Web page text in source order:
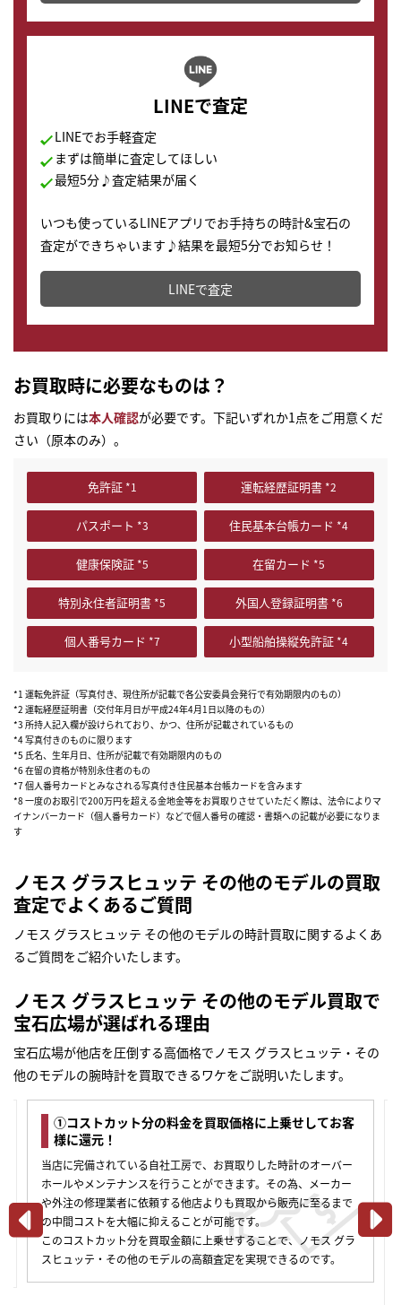
LINEで査定
LINEでお手軽査定
まずは簡単に査定してほしい
最短5分♪査定結果が届く
いつも使っているLINEアプリでお手持ちの時計&宝石の
査定ができちゃいます♪結果を最短5分でお知らせ！
どこからでもすぐに査定金額を知ることが出来ます。
LINEで査定
お買取時に必要なものは？
お買取りには本人確認が必要です。下記いずれか1点をご用意くだ
さい（原本のみ）。
免許証 運転経歴証明書
パスポート 住民基本台帳カード
健康保険証 在留カード
特別永住者証明書 外国人登録証明書
個人番号カード 小型船舶操縦免許証
*1 運転免許証（写真付き、現住所が記載で各公安委員会発行で有効期限内のもの）
*2 運転経歴証明書（交付年月日が平成24年4月1日以降のもの）
*3 所持人記入欄が設けられており、かつ、住所が記載されているもの
*4 写真付きのものに限ります
*5 氏名、生年月日、住所が記載で有効期限内のもの
*6 在留の資格が特別永住者のもの
*7 個人番号カードとみなされる写真付き住民基本台帳カードを含みます
*8 一度のお取引で200万円を超える金地金等をお買取りさせていただく際は、法令によりマ
イナンバーカード（個人番号カード）などで個人番号の確認・書類への記載が必要になりま
す
ノモス グラスヒュッテ その他のモデルの買取
査定でよくあるご質問
ノモス グラスヒュッテ その他のモデルの時計買取に関するよくあ
るご質問をご紹介いたします。
ノモス グラスヒュッテ その他のモデル買取で
宝石広場が選ばれる理由
宝石広場が他店を圧倒する高価格でノモス グラスヒュッテ・その
他のモデルの腕時計を買取できるワケをご説明いたします。
①コストカット分の料金を買取価格に上乗せしてお客
様に還元！
当店に完備されている自社工房で、お買取りした時計のオーバー
ホールやメンテナンスを行うことができます。その為、メーカー
や外注の修理業者に依頼する他店よりも買取から販売に至るまで
の中間コストを大幅に抑えることが可能です。
このコストカット分を買取金額に上乗せすることで、ノモス グラ
スヒュッテ・その他のモデルの高額査定を実現できるのです。